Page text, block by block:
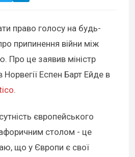
право голосу на будь-
припинення війни між
Про це заявив міністр
Еспен Барт Ейде в
.
європейського
столом - це
що у Європи є свої